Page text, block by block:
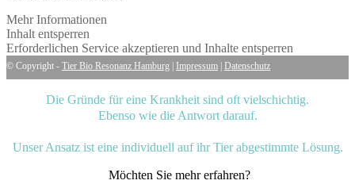
Mehr Informationen
Inhalt entsperren
Erforderlichen Service akzeptieren und Inhalte entsperren
© Copyright - Tier Bio Resonanz Hamburg | Impressum | Datenschutz
Die Gründe für eine Krankheit sind oft vielschichtig.
Ebenso wie die Antwort darauf.
Unser Ansatz ist eine individuell auf ihr Tier abgestimmte Lösung.
Möchten Sie mehr erfahren?